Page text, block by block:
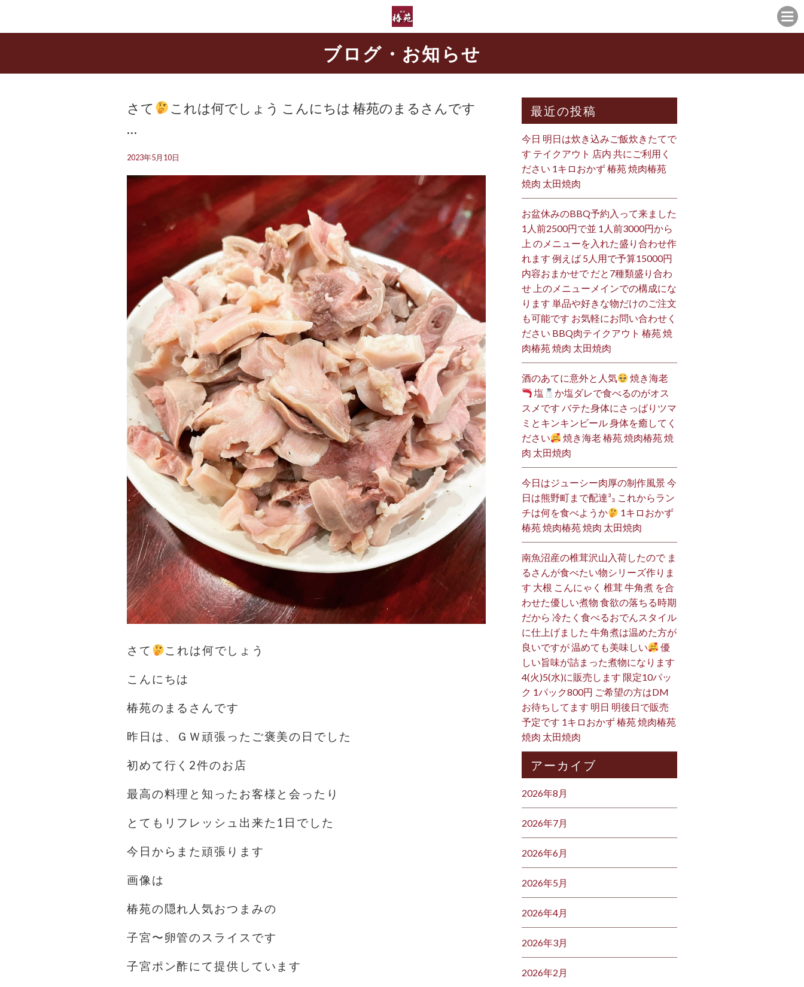
ブログ・お知らせ
さて これは何でしょう こんにちは 椿苑のまるさんです
…
2023年5月10日
さて これは何でしょう
こんにちは️
椿苑のまるさんです
昨日は、ＧＷ頑張ったご褒美の日でした
初めて行く2件のお店
最高の料理と知ったお客様と会ったり
とてもリフレッシュ出来た1日でした
今日からまた頑張ります
画像は
椿苑の隠れ人気おつまみの
子宮〜卵管のスライスです
子宮ポン酢にて提供しています
最近の投稿
今日 明日は炊き込みご飯炊きたてで
す テイクアウト 店内 共にご利用く
ださい 1キロおかず 椿苑 焼肉椿苑
焼肉 太田焼肉
お盆休みのBBQ予約入って来ました
1人前2500円で並 1人前3000円から
上 のメニューを入れた盛り合わせ作
れます 例えば 5人用で予算15000円
内容おまかせで だと7種類盛り合わ
せ 上のメニューメインでの構成にな
ります 単品や好きな物だけのご注文
も可能です お気軽にお問い合わせく
ださい BBQ肉テイクアウト 椿苑 焼
肉椿苑 焼肉 太田焼肉
酒のあてに意外と人気
焼き海老
塩
か塩ダレで食べるのがオス
スメです バテた身体にさっぱりツマ
ミとキンキンビール 身体を癒してく
ださい
焼き海老 椿苑 焼肉椿苑 焼
肉 太田焼肉
今日はジューシー肉厚の制作風景 今
日は熊野町まで配達³₃ これからラン
チは何を食べようか
1キロおかず
椿苑 焼肉椿苑 焼肉 太田焼肉
南魚沼産の椎茸沢山入荷したので ま
るさんが食べたい物シリーズ作りま
す 大根 こんにゃく 椎茸 牛角煮 を合
わせた優しい煮物 食欲の落ちる時期
だから 冷たく食べるおでんスタイル
に仕上げました 牛角煮は温めた方が
良いですが 温めても美味しい
優
しい旨味が詰まった煮物になります
4(火)5(水)に販売します 限定10パッ
ク 1パック800円 ご希望の方はDM
お待ちしてます 明日 明後日で販売
予定です 1キロおかず 椿苑 焼肉椿苑
焼肉 太田焼肉
アーカイブ
2026年8月
2026年7月
2026年6月
2026年5月
2026年4月
2026年3月
2026年2月